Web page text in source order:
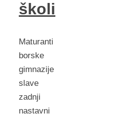
školi
Maturanti
borske
gimnazije
slave
zadnji
nastavni